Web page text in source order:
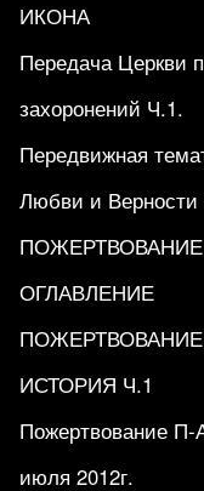
ИКОНА
Передача Церкви
захоронений Ч.1.
Передвижная
Любви и Верности
ОГЛАВЛЕНИЕ
ИСТОРИЯ Ч.1
Пожертвование
июля 2012г.